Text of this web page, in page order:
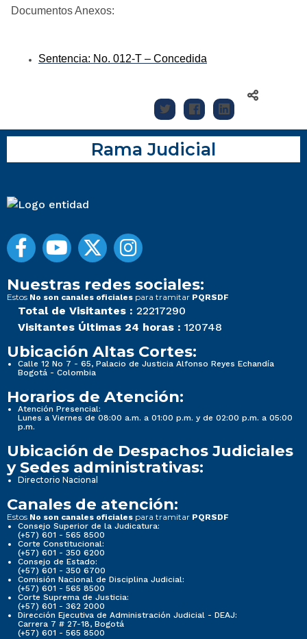
Documentos Anexos:
Sentencia: No. 012-T – Concedida
Rama Judicial
Nuestras redes sociales:
Estos No son canales oficiales para tramitar PQRSDF
Total de Visitantes : 22217290
Visitantes Últimas 24 horas : 120748
Ubicación Altas Cortes:
Calle 12 No 7 - 65, Palacio de Justicia Alfonso Reyes Echandía
Bogotá - Colombia
Horarios de Atención:
Atención Presencial:
Lunes a Viernes de 08:00 a.m. a 01:00 p.m. y de 02:00 p.m. a 05:00
p.m.
Ubicación de Despachos Judiciales
y Sedes administrativas:
Directorio Nacional
Canales de atención:
Estos No son canales oficiales para tramitar PQRSDF
Consejo Superior de la Judicatura:
(+57) 601 - 565 8500
Corte Constitucional:
(+57) 601 - 350 6200
Consejo de Estado:
(+57) 601 - 350 6700
Comisión Nacional de Disciplina Judicial:
(+57) 601 - 565 8500
Corte Suprema de Justicia:
(+57) 601 - 362 2000
Dirección Ejecutiva de Administración Judicial - DEAJ:
Carrera 7 # 27-18, Bogotá
(+57) 601 - 565 8500